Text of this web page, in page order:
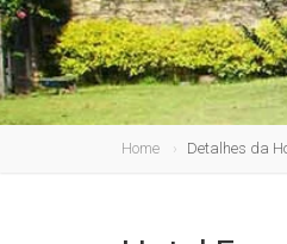
Home Detalhes da